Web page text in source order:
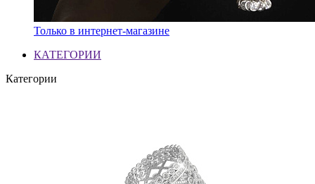
Только в интернет-магазине
КАТЕГОРИИ
Категории